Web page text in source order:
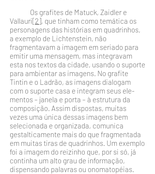
Os grafites de Matuck, Zaidler e
Vallauri[2], que ti­nham como temática os
personagens das histórias em qua­drinhos,
a exemplo de Lichtenstein, não
fragmentavam a imagem em seriado para
emitir uma mensagem, mas inte­gravam
esta nos textos da cidade, usando o suporte
para ambientar as imagens. No grafite
Tintin e o Ladrão, as imagens dialogam
com o suporte casa e integram seus ele­
mentos – janela e porta – à estrutura da
composição. Assim dispostas, muitas
vezes uma única dessas imagens bem
selecionada e organizada, comunica
gestalticamente mais do que fragmentada
em muitas tiras de quadrinhos. Um exemplo
foi a imagem do reizinho que, por si só, já
continha um alto grau de informação,
dispensando palavras ou ono­matopéias.